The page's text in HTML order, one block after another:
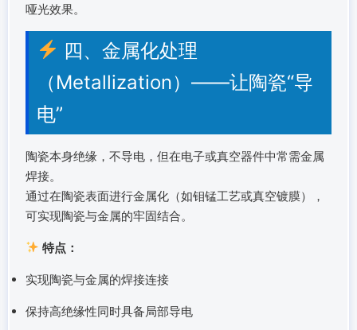
哑光效果。
四、金属化处理
（Metallization）——让陶瓷“导
电”
陶瓷本身绝缘，不导电，但在电子或真空器件中常需金属
焊接。
通过在陶瓷表面进行金属化（如钼锰工艺或真空镀膜），
可实现陶瓷与金属的牢固结合。
特点：
实现陶瓷与金属的焊接连接
保持高绝缘性同时具备局部导电